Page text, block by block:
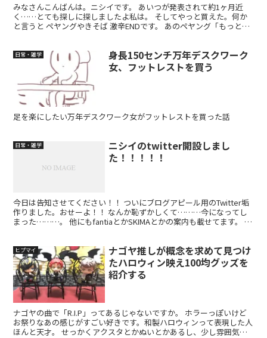
みなさんこんばんは。ニシイです。 あいつが発表されて約1ヶ月近
く……とても探しに探しましたよ私は。 そしてやっと買えた。何か
と言うと ペヤングやきそば 激辛ENDです。 あのペヤング「もっとも
日常・雑学
身長150センチ万年デスクワーク
女、フットレストを買う
足を楽にしたい万年デスクワーク女がフットレストを買った話
日常・雑学
ニシイのtwitter開設しまし
た！！！！！
今日は告知させてください！！ ついにブログアピール用のTwitter垢
作りました。おせーよ！！ なんか恥ずかしくて………今になってし
まった………。 他にもfantiaとかSKIMAとかの案内も載せてます。 よ
ヒプマイ
ナゴヤ推しが概念を求めて見つけ
たハロウィン映え100均グッズを
紹介する
ナゴヤの曲で「R.I.P」ってあるじゃないですか。 ホラーっぽいけど
お祭りなあの感じがすごい好きです。和製ハロウィンって表現した人
ほんと天才。 せっかくアクスタとかぬいとかあるし、少し雰囲気つ